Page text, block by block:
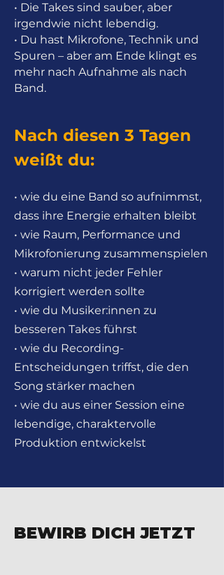
• Die Takes sind sauber, aber
irgendwie nicht lebendig.
• Du hast Mikrofone, Technik und
Spuren – aber am Ende klingt es
mehr nach Aufnahme als nach
Band.
Nach diesen 3 Tagen
weißt du:
• wie du eine Band so aufnimmst,
dass ihre Energie erhalten bleibt
• wie Raum, Performance und
Mikrofonierung zusammenspielen
• warum nicht jeder Fehler
korrigiert werden sollte
• wie du Musiker:innen zu
besseren Takes führst
• wie du Recording-
Entscheidungen triffst, die den
Song stärker machen
• wie du aus einer Session eine
lebendige, charaktervolle
Produktion entwickelst
BEWIRB DICH JETZT